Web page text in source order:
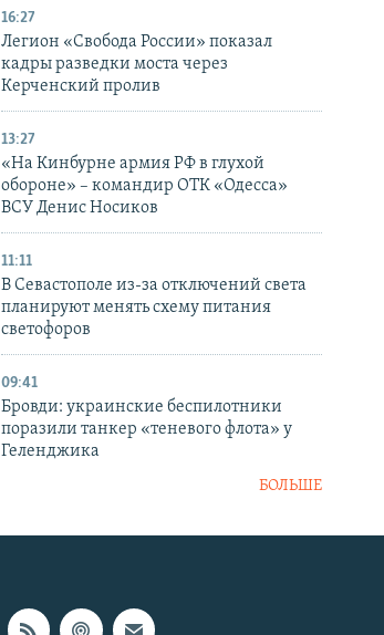
16:27
Легион «Свобода России» показал
кадры разведки моста через
Керченский пролив
13:27
«На Кинбурне армия РФ в глухой
обороне» – командир ОТК «Одесса»
ВСУ Денис Носиков
11:11
В Севастополе из-за отключений света
планируют менять схему питания
светофоров
09:41
Бровди: украинские беспилотники
поразили танкер «теневого флота» у
Геленджика
БОЛЬШЕ